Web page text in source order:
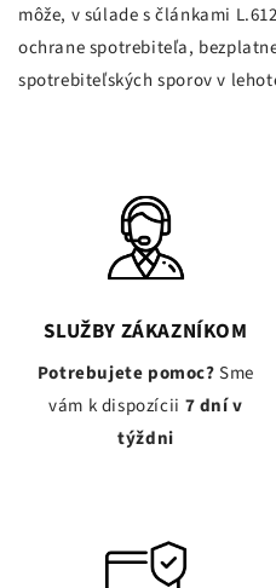
môže, v súlade s článkami
ochrane spotrebiteľa,
spotrebiteľských sporov v
SLUŽBY ZÁKAZNÍKOM
Potrebujete pomoc?Sme
vám k dispozícii 7 dní v
týždni